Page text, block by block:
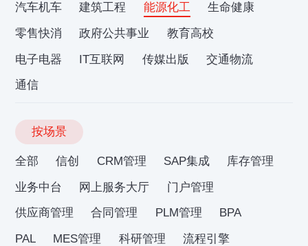
汽车机车
建筑工程 能源化工
生命健康
零售快消
政府公共事业
教育高校
电子电器
IT互联网 传媒出版
交通物流
通信
按场景
全部 信创 CRM管理 SAP集成
库存管理
业务中台
网上服务大厅
门户管理
供应商管理
合同管理 PLM管理
BPA
PAL
MES管理 科研管理
流程引擎